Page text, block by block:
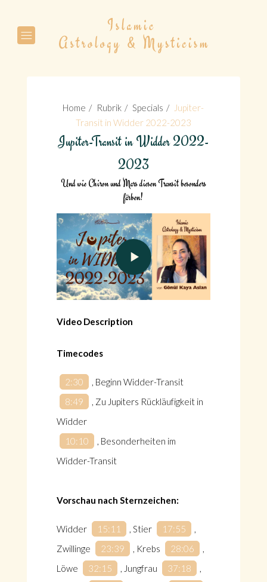
Home Rubrik Specials
Jupiter-
Transit in Widder 2022-2023
Jupiter-Transit in Widder 2022-
2023
Und wie Chiron und Mars diesen Transit besonders
färben!
Video Description
Timecodes
2:30
, Beginn Widder-Transit
8:49
, Zu Jupiters Rückläufigkeit in
Widder
10:10
, Besonderheiten im
Widder-Transit
Vorschau nach Sternzeichen:
Widder 15:11 , Stier 17:55
,
Zwillinge
23:39 , Krebs 28:06
,
Löwe
32:15 , Jungfrau 37:18
,